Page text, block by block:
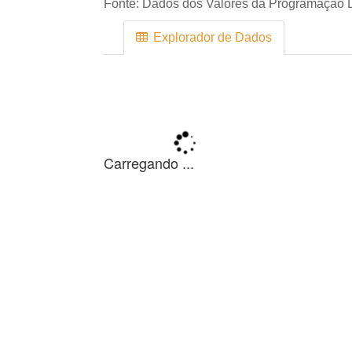
Fonte: Dados dos Valores da Programação
Explorador de Dados